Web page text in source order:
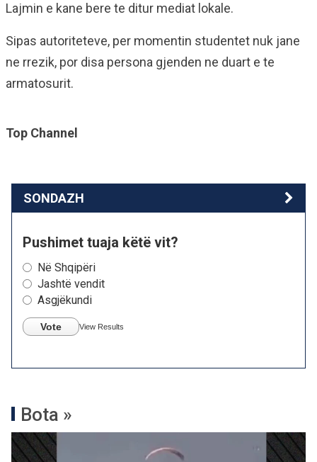
Lajmin e kane bere te ditur mediat lokale.
Sipas autoriteteve, per momentin studentet nuk jane
ne rrezik, por disa persona gjenden ne duart e te
armatosurit.
Top Channel
SONDAZH
Pushimet tuaja këtë vit?
Në Shqipëri
Jashtë vendit
Asgjëkundi
Vote View Results
Bota »